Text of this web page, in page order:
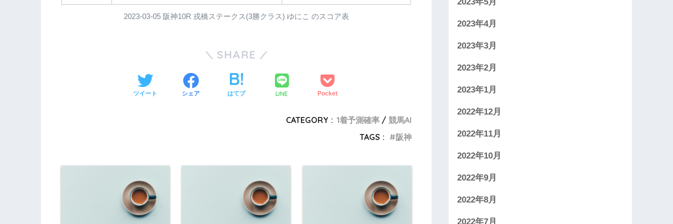
2023-03-05 阪神10R 戎橋ステークス(3勝クラス) ゆにこ のスコア表
SHARE
ツイート シェア はてブ LINE Pocket
CATEGORY : 1着予測確率
競馬AI
TAGS :
阪神
2023年4月
2023年3月
2023年2月
2023年1月
2022年12月
2022年11月
2022年10月
2022年9月
2022年8月
2022年7月